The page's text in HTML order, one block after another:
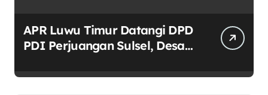
APR Luwu Timur Datangi DPD
PDI Perjuangan Sulsel, Desak